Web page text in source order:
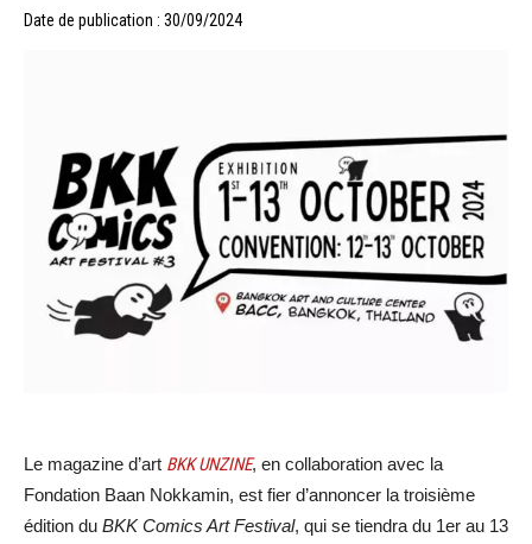
Date de publication : 30/09/2024
Le magazine d’art BKK UNZINE, en collaboration avec la
Fondation Baan Nokkamin, est fier d’annoncer la troisième
édition du BKK Comics Art Festival, qui se tiendra du 1er au 13